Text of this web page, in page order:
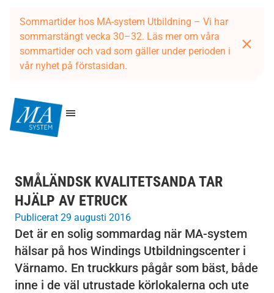
Sommartider hos MA-system Utbildning – Vi har
sommarstängt vecka 30–32. Läs mer om våra
sommartider och vad som gäller under perioden i
vår nyhet på förstasidan.
SMÅLÄNDSK KVALITETSANDA TAR
HJÄLP AV ETRUCK
Publicerat 29 augusti 2016
Det är en solig sommardag när MA-system
hälsar på hos Windings Utbildningscenter i
Värnamo. En truckkurs pågår som bäst, både
inne i de väl utrustade körlokalerna och ute